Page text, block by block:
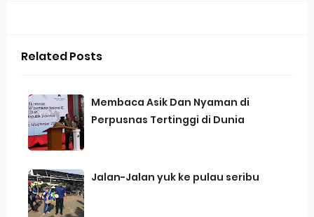
Related Posts
Membaca Asik Dan Nyaman di
Perpusnas Tertinggi di Dunia
Jalan-Jalan yuk ke pulau seribu